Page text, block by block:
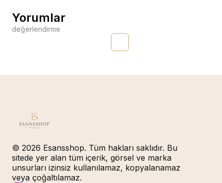
Yorumlar
değerlendirme
© 2026 Esansshop. Tüm hakları saklıdır. Bu
sitede yer alan tüm içerik, görsel ve marka
unsurları izinsiz kullanılamaz, kopyalanamaz
veya çoğaltılamaz.